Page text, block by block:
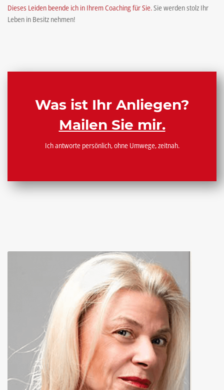
Dieses Leiden beende ich in Ihrem Coaching für Sie.Sie werden stolz Ihr
Leben in Besitz nehmen!
Was ist Ihr Anliegen?
Mailen Sie mir.
Ich antworte persönlich, ohne Umwege, zeitnah.